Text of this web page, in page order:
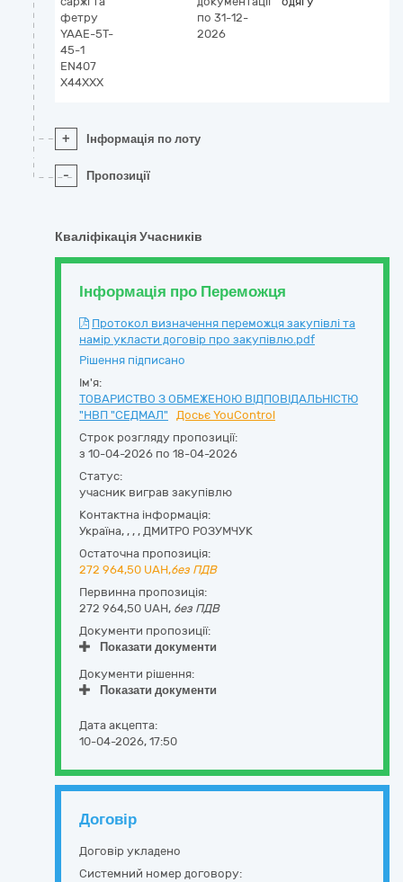
фетру
YAAE-5T-
45-1
EN407
X44XXX
по 31-12-
2026
+ Інформація по лоту
- Пропозиції
Кваліфікація Учасників
Інформація про Переможця
Протокол визначення переможця закупівлі та
намір укласти договір про закупівлю.pdf
Рішення підписано
Ім'я:
ТОВАРИСТВО З ОБМЕЖЕНОЮ ВІДПОВІДАЛЬНІСТЮ
"НВП "СЕДМАЛ"
Досьє YouControl
Строк розгляду пропозиції:
з 10-04-2026 по 18-04-2026
Статус:
учасник виграв закупівлю
Контактна інформація:
Україна, , , , ДМИТРО РОЗУМЧУК
Остаточна пропозиція:
272 964,50 UAH,без ПДВ
Первинна пропозиція:
272 964,50 UAH, без ПДВ
Документи пропозиції:
Показати документи
Документи рішення:
Показати документи
Дата акцепта:
10-04-2026, 17:50
Договір
Договір укладено
Системний номер договору: